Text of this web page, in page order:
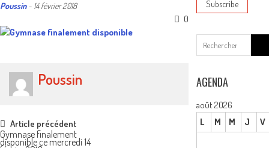
Poussin - 14 février 2018
0
Poussin
Post
Article précédent
Gymnase finalement
disponible ce mercredi 14
for:
AGENDA
août 2026
L
M M J V